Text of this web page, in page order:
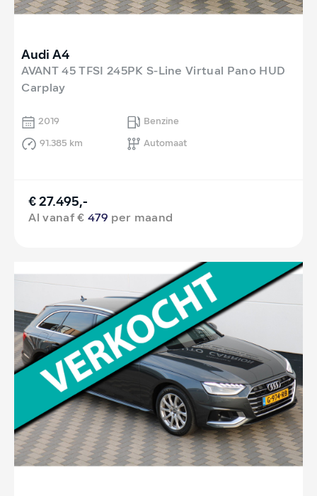
Audi A4
AVANT 45 TFSI 245PK S-Line Virtual Pano HUD
Carplay
2019
Benzine
91.385 km
Automaat
€ 27.495,-
Al vanaf €479 per maand